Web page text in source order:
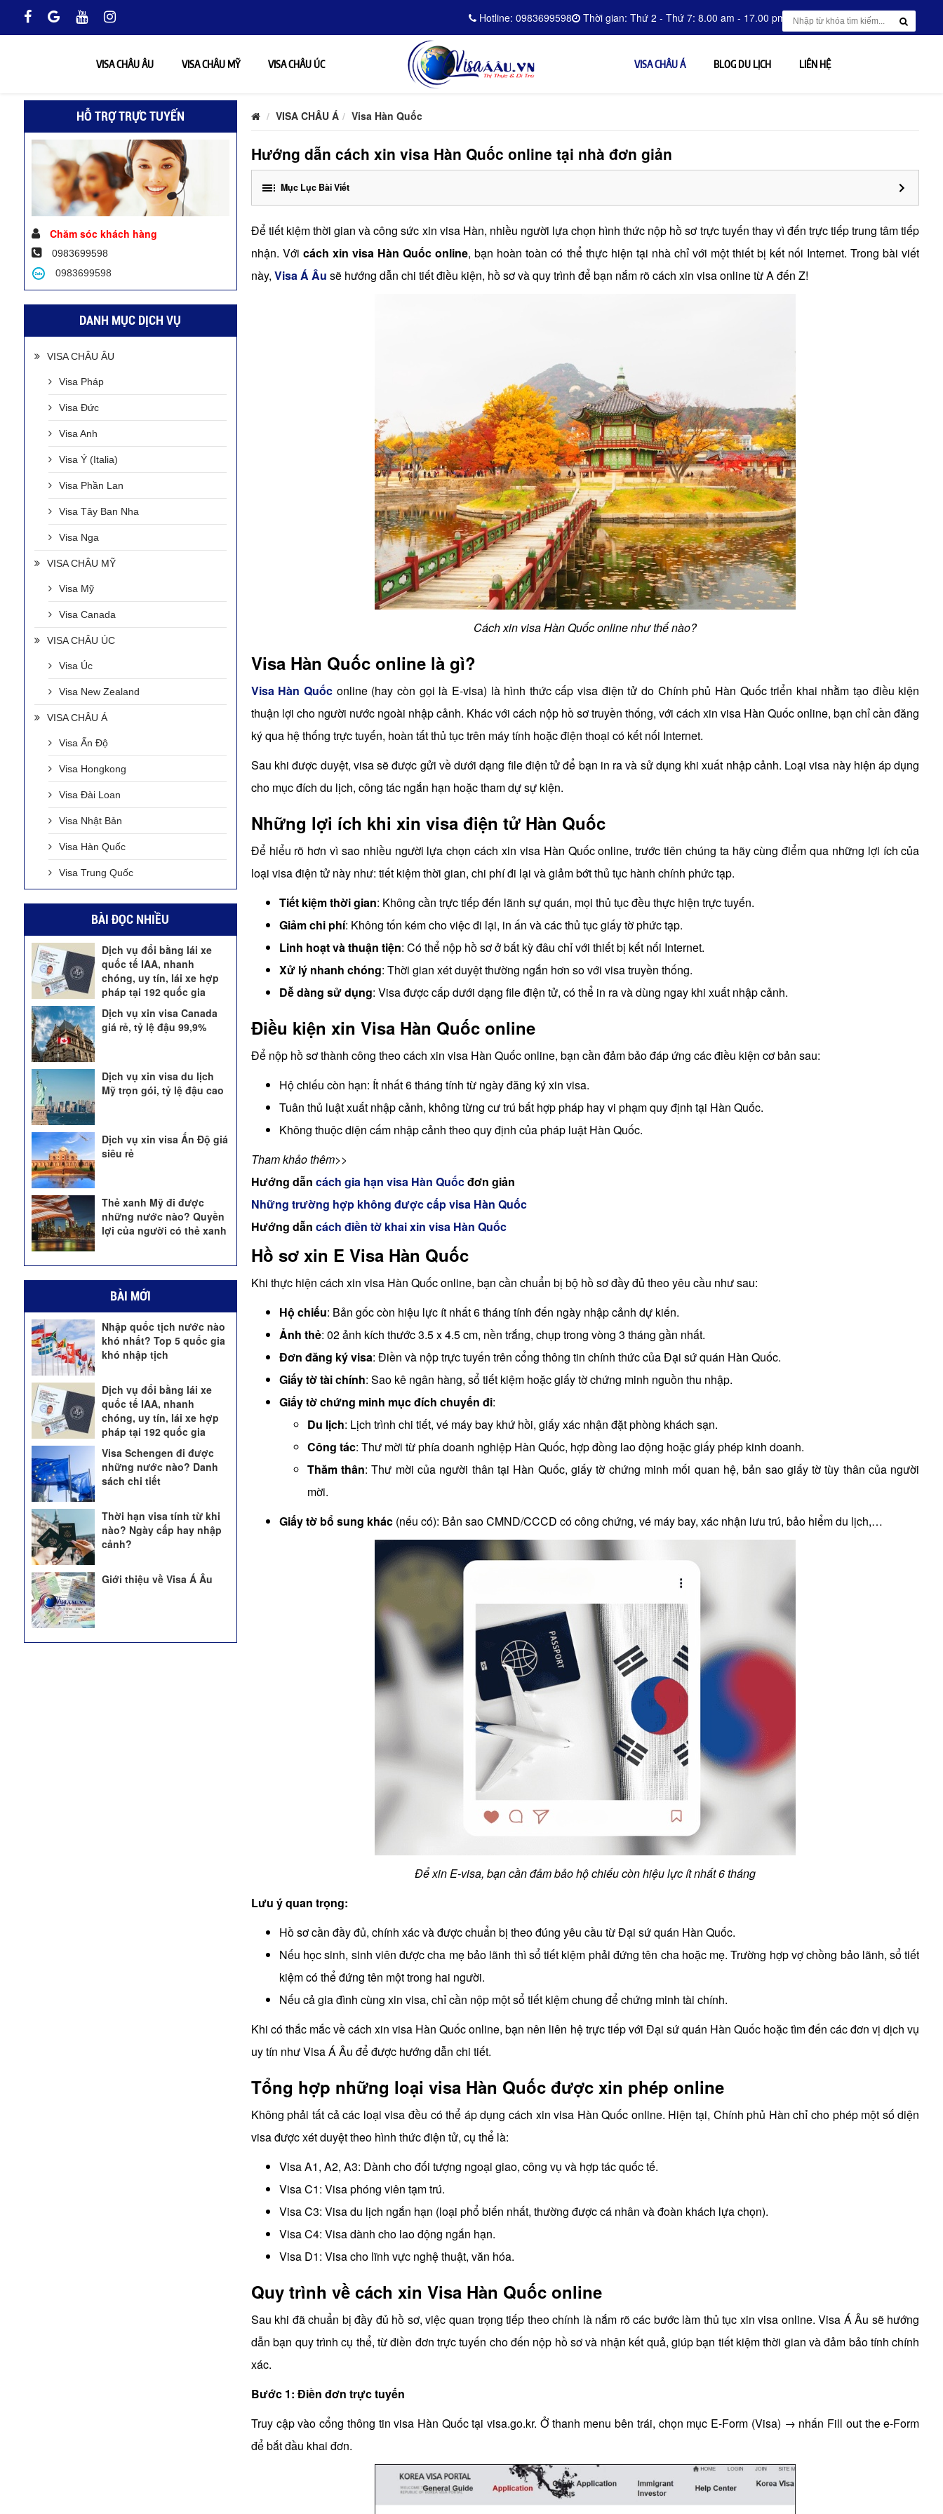
Hotline: 0983699598 Thời gian: Thứ 2 - Thứ 7: 8.00 am - 17.00 pm
VISA CHÂU ÂU VISA CHÂU MỸ VISA CHÂU ÚC VISA CHÂU Á BLOG DU LỊCH LIÊN HỆ
VISA CHÂU Á Visa Hàn Quốc
Hướng dẫn cách xin visa Hàn Quốc online tại nhà đơn giản
Mục Lục Bài Viết
Để tiết kiệm thời gian và công sức xin visa Hàn, nhiều người lựa chọn hình thức nộp hồ sơ trực tuyến thay vì đến trực tiếp trung tâm tiếp
nhận. Với cách xin visa Hàn Quốc online, bạn hoàn toàn có thể thực hiện tại nhà chỉ với một thiết bị kết nối Internet. Trong bài viết
này, Visa Á Âu sẽ hướng dẫn chi tiết điều kiện, hồ sơ và quy trình để bạn nắm rõ cách xin visa online từ A đến Z!
Cách xin visa Hàn Quốc online như thế nào?
Visa Hàn Quốc online là gì?
Visa Hàn Quốc online (hay còn gọi là E-visa) là hình thức cấp visa điện tử do Chính phủ Hàn Quốc triển khai nhằm tạo điều kiện
thuận lợi cho người nước ngoài nhập cảnh. Khác với cách nộp hồ sơ truyền thống, với cách xin visa Hàn Quốc online, bạn chỉ cần đăng
ký qua hệ thống trực tuyến, hoàn tất thủ tục trên máy tính hoặc điện thoại có kết nối Internet.
Sau khi được duyệt, visa sẽ được gửi về dưới dạng file điện tử để bạn in ra và sử dụng khi xuất nhập cảnh. Loại visa này hiện áp dụng
cho mục đích du lịch, công tác ngắn hạn hoặc tham dự sự kiện.
Những lợi ích khi xin visa điện tử Hàn Quốc
Để hiểu rõ hơn vì sao nhiều người lựa chọn cách xin visa Hàn Quốc online, trước tiên chúng ta hãy cùng điểm qua những lợi ích của
loại visa điện tử này như: tiết kiệm thời gian, chi phí đi lại và giảm bớt thủ tục hành chính phức tạp.
Tiết kiệm thời gian: Không cần trực tiếp đến lãnh sự quán, mọi thủ tục đều thực hiện trực tuyến.
Giảm chi phí: Không tốn kém cho việc đi lại, in ấn và các thủ tục giấy tờ phức tạp.
Linh hoạt và thuận tiện: Có thể nộp hồ sơ ở bất kỳ đâu chỉ với thiết bị kết nối Internet.
Xử lý nhanh chóng: Thời gian xét duyệt thường ngắn hơn so với visa truyền thống.
Dễ dàng sử dụng: Visa được cấp dưới dạng file điện tử, có thể in ra và dùng ngay khi xuất nhập cảnh.
Điều kiện xin Visa Hàn Quốc online
Để nộp hồ sơ thành công theo cách xin visa Hàn Quốc online, bạn cần đảm bảo đáp ứng các điều kiện cơ bản sau:
Hộ chiếu còn hạn: Ít nhất 6 tháng tính từ ngày đăng ký xin visa.
Tuân thủ luật xuất nhập cảnh, không từng cư trú bất hợp pháp hay vi phạm quy định tại Hàn Quốc.
Không thuộc diện cấm nhập cảnh theo quy định của pháp luật Hàn Quốc.
Tham khảo thêm>>
Hướng dẫn cách gia hạn visa Hàn Quốcđơn giản
Những trường hợp không được cấp visa Hàn Quốc
Hướng dẫn cách điền tờ khai xin visa Hàn Quốc
Hồ sơ xin E Visa Hàn Quốc
Khi thực hiện cách xin visa Hàn Quốc online, bạn cần chuẩn bị bộ hồ sơ đầy đủ theo yêu cầu như sau:
Hộ chiếu: Bản gốc còn hiệu lực ít nhất 6 tháng tính đến ngày nhập cảnh dự kiến.
Ảnh thẻ: 02 ảnh kích thước 3.5 x 4.5 cm, nền trắng, chụp trong vòng 3 tháng gần nhất.
Đơn đăng ký visa: Điền và nộp trực tuyến trên cổng thông tin chính thức của Đại sứ quán Hàn Quốc.
Giấy tờ tài chính: Sao kê ngân hàng, sổ tiết kiệm hoặc giấy tờ chứng minh nguồn thu nhập.
Giấy tờ chứng minh mục đích chuyến đi:
Du lịch: Lịch trình chi tiết, vé máy bay khứ hồi, giấy xác nhận đặt phòng khách sạn.
Công tác: Thư mời từ phía doanh nghiệp Hàn Quốc, hợp đồng lao động hoặc giấy phép kinh doanh.
Thăm thân: Thư mời của người thân tại Hàn Quốc, giấy tờ chứng minh mối quan hệ, bản sao giấy tờ tùy thân của người
mời.
Giấy tờ bổ sung khác(nếu có): Bản sao CMND/CCCD có công chứng, vé máy bay, xác nhận lưu trú, bảo hiểm du lịch,…
Để xin E-visa, bạn cần đảm bảo hộ chiếu còn hiệu lực ít nhất 6 tháng
Lưu ý quan trọng:
Hồ sơ cần đầy đủ, chính xác và được chuẩn bị theo đúng yêu cầu từ Đại sứ quán Hàn Quốc.
Nếu học sinh, sinh viên được cha mẹ bảo lãnh thì sổ tiết kiệm phải đứng tên cha hoặc mẹ. Trường hợp vợ chồng bảo lãnh, sổ tiết
kiệm có thể đứng tên một trong hai người.
Nếu cả gia đình cùng xin visa, chỉ cần nộp một sổ tiết kiệm chung để chứng minh tài chính.
Khi có thắc mắc về cách xin visa Hàn Quốc online, bạn nên liên hệ trực tiếp với Đại sứ quán Hàn Quốc hoặc tìm đến các đơn vị dịch vụ
uy tín như Visa Á Âu để được hướng dẫn chi tiết.
Tổng hợp những loại visa Hàn Quốc được xin phép online
Không phải tất cả các loại visa đều có thể áp dụng cách xin visa Hàn Quốc online. Hiện tại, Chính phủ Hàn chỉ cho phép một số diện
visa được xét duyệt theo hình thức điện tử, cụ thể là:
Visa A1, A2, A3: Dành cho đối tượng ngoại giao, công vụ và hợp tác quốc tế.
Visa C1: Visa phóng viên tạm trú.
Visa C3: Visa du lịch ngắn hạn (loại phổ biến nhất, thường được cá nhân và đoàn khách lựa chọn).
Visa C4: Visa dành cho lao động ngắn hạn.
Visa D1: Visa cho lĩnh vực nghệ thuật, văn hóa.
Quy trình về cách xin Visa Hàn Quốc online
Sau khi đã chuẩn bị đầy đủ hồ sơ, việc quan trọng tiếp theo chính là nắm rõ các bước làm thủ tục xin visa online. Visa Á Âu sẽ hướng
dẫn bạn quy trình cụ thể, từ điền đơn trực tuyến cho đến nộp hồ sơ và nhận kết quả, giúp bạn tiết kiệm thời gian và đảm bảo tính chính
xác.
Bước 1: Điền đơn trực tuyến
Truy cập vào cổng thông tin visa Hàn Quốc tại visa.go.kr. Ở thanh menu bên trái, chọn mục E-Form (Visa) → nhấn Fill out the e-Form
để bắt đầu khai đơn.
HỖ TRỢ TRỰC TUYẾN
Chăm sóc khách hàng
0983699598
0983699598
DANH MỤC DỊCH VỤ
VISA CHÂU ÂU
Visa Pháp
Visa Đức
Visa Anh
Visa Ý (Italia)
Visa Phần Lan
Visa Tây Ban Nha
Visa Nga
VISA CHÂU MỸ
Visa Mỹ
Visa Canada
VISA CHÂU ÚC
Visa Úc
Visa New Zealand
VISA CHÂU Á
Visa Ấn Độ
Visa Hongkong
Visa Đài Loan
Visa Nhật Bản
Visa Hàn Quốc
Visa Trung Quốc
BÀI ĐỌC NHIỀU
Dịch vụ đổi bằng lái xe
quốc tế IAA, nhanh
chóng, uy tín, lái xe hợp
pháp tại 192 quốc gia
Dịch vụ xin visa Canada
giá rẻ, tỷ lệ đậu 99,9%
Dịch vụ xin visa du lịch
Mỹ trọn gói, tỷ lệ đậu cao
Dịch vụ xin visa Ấn Độ giá
siêu rẻ
Thẻ xanh Mỹ đi được
những nước nào? Quyền
lợi của người có thẻ xanh
BÀI MỚI
Nhập quốc tịch nước nào
khó nhất? Top 5 quốc gia
khó nhập tịch
Dịch vụ đổi bằng lái xe
quốc tế IAA, nhanh
chóng, uy tín, lái xe hợp
pháp tại 192 quốc gia
Visa Schengen đi được
những nước nào? Danh
sách chi tiết
Thời hạn visa tính từ khi
nào? Ngày cấp hay nhập
cảnh?
Giới thiệu về Visa Á Âu